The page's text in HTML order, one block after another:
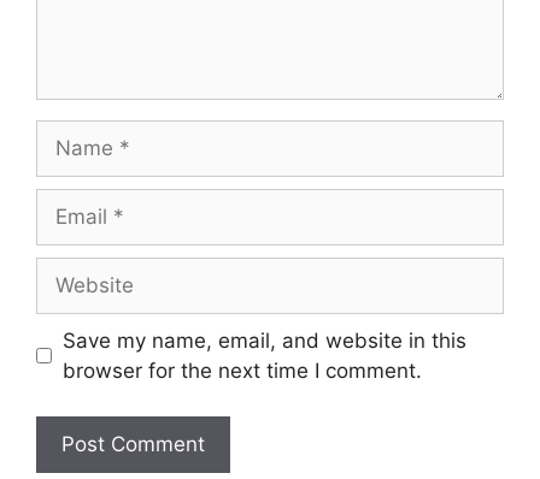
Save my name, email, and website in this
browser for the next time I comment.